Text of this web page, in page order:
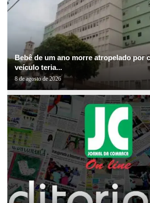
Bebê de um ano morre atropelado por
veículo teria...
8 de agosto de 2026